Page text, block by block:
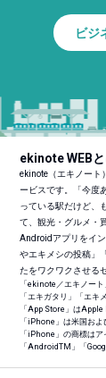
ビジ
ekinote WEB
ekinote（エキノート
ービスです。「今度
っている駅だけど、
て、観光・グルメ・
Androidアプリをイ
やエキメシの投稿」
たをワクワクさせる
「ekinote／エキノー
「エキガタリ」「エキ
「App Store」はApple
「iPhone」は米国お
「iPhone」の商標は
「AndroidTM 」「